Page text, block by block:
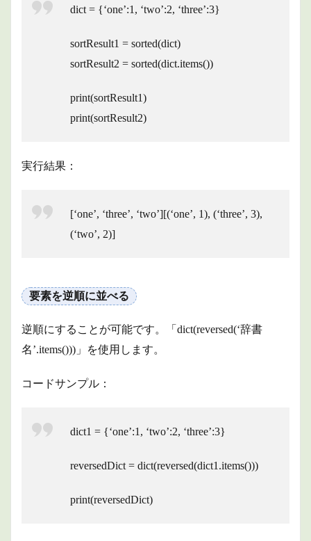
dict = {‘one’:1, ‘two’:2, ‘three’:3}
sortResult1 = sorted(dict)
sortResult2 = sorted(dict.items())
print(sortResult1)
print(sortResult2)
実行結果：
[‘one’, ‘three’, ‘two’][(‘one’, 1), (‘three’, 3),
(‘two’, 2)]
要素を逆順に並べる
逆順にすることが可能です。「dict(reversed(‘辞書
名’.items()))」を使用します。
コードサンプル：
dict1 = {‘one’:1, ‘two’:2, ‘three’:3}
reversedDict = dict(reversed(dict1.items()))
print(reversedDict)